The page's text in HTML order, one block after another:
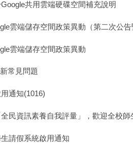
共用雲端硬碟空間補充說明
雲端儲存空間政策異動（第二次公告
雲端儲存空間政策異動
常見問題
通知(1016)
民資訊素養自我評量」，歡迎全校師
請假系統啟用通知